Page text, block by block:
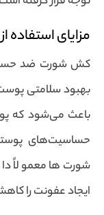
مزایای
کش شورت ضد
بهبود سلامتی
باعث می‌شود که
حساسیت‌های
شورت‌ها معمولاً
ایجاد عفونت را